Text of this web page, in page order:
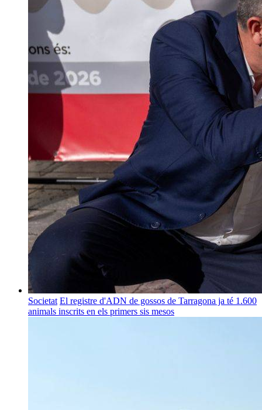
Societat El registre d'ADN de gossos de Tarragona ja té 1.600
animals inscrits en els primers sis mesos